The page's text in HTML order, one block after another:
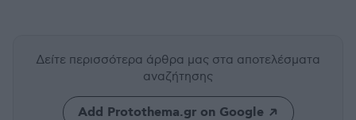
Δείτε περισσότερα άρθρα μας στα αποτελέσματα
αναζήτησης
Add Protothema.gr on Google